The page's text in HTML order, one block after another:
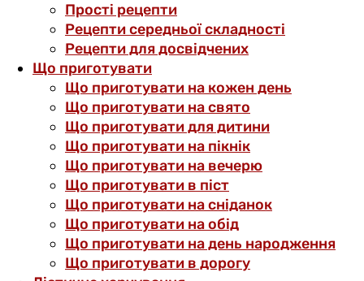
Прості рецепти
Рецепти середньої складності
Рецепти для досвідчених
Що приготувати
Що приготувати на кожен день
Що приготувати на свято
Що приготувати для дитини
Що приготувати на пікнік
Що приготувати на вечерю
Що приготувати в піст
Що приготувати на сніданок
Що приготувати на обід
Що приготувати на день народження
Що приготувати в дорогу